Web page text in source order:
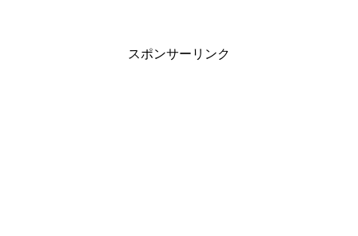
スポンサーリンク